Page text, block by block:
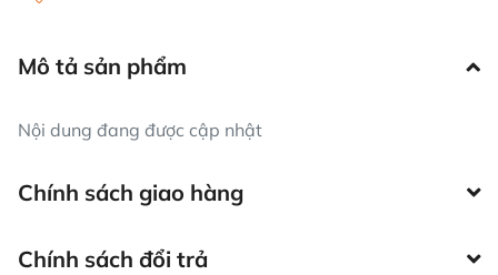
Mô tả sản phẩm
Nội dung đang được cập nhật
Chính sách giao hàng
Chính sách đổi trả